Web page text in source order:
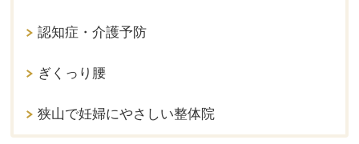
認知症・介護予防
ぎくっり腰
狭山で妊婦にやさしい整体院